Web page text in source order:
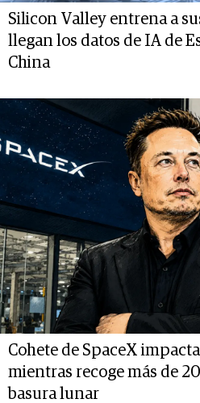
Silicon Valley entrena a
llegan los datos de IA de
China
Cohete de SpaceX
mientras recoge más de
basura lunar